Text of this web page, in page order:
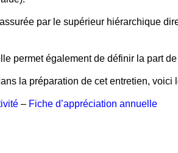
par le supérieur hiérarchique
permet également de définir la part
la préparation de cet entretien, voici
– Fiche d’appréciation annuelle